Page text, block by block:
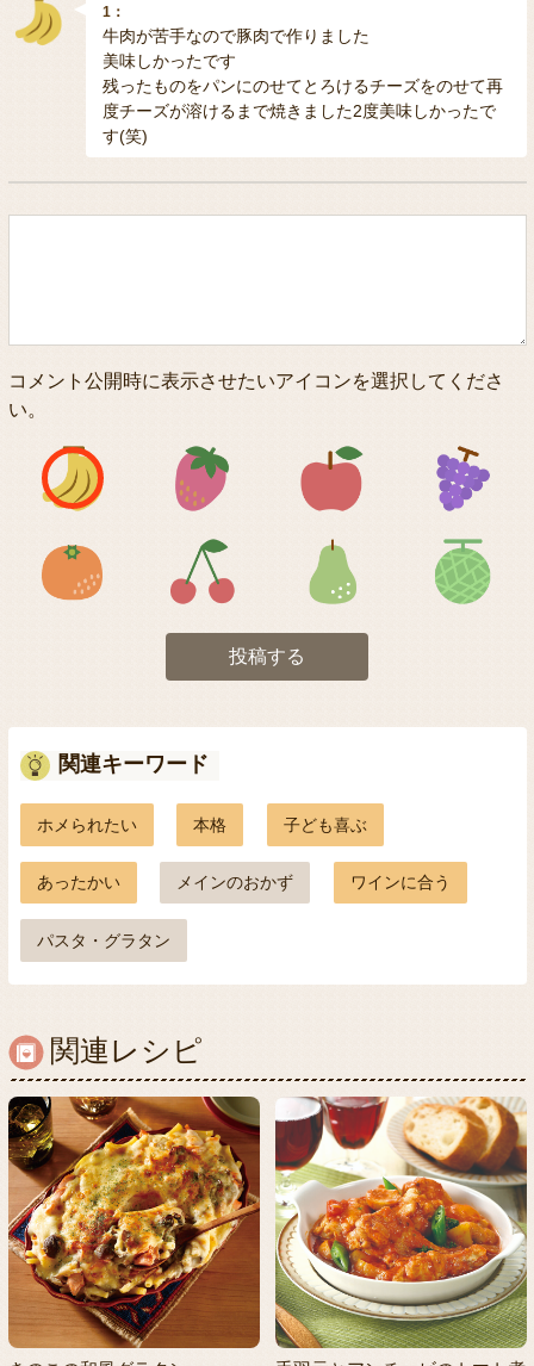
1：
牛肉が苦手なので豚肉で作りました
美味しかったです
残ったものをパンにのせてとろけるチーズをのせて再
度チーズが溶けるまで焼きました2度美味しかったで
す(笑)
コメント公開時に表示させたいアイコンを選択してくださ
い。
アイコン1 アイコン2 アイコン3
アイコン5 アイコン6 アイコン7
投稿する
関連キーワード
ホメられたい 本格 子ども喜ぶ
あったかい メインのおかず ワインに合う
パスタ・グラタン
関連レシピ